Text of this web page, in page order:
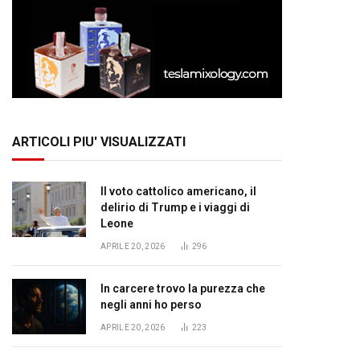
ARTICOLI PIU' VISUALIZZATI
Il voto cattolico americano, il
delirio di Trump e i viaggi di
Leone
APRILE 20, 2026 296
In carcere trovo la purezza che
negli anni ho perso
APRILE 20, 2026 223